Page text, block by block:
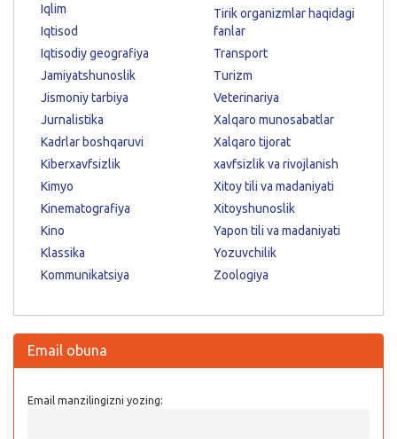
Iqlim
Iqtisod
Iqtisodiy geografiya
Jamiyatshunoslik
Jismoniy tarbiya
Jurnalistika
Kadrlar boshqaruvi
Kiberxavfsizlik
Kimyo
Kinematografiya
Kino
Klassika
Kommunikatsiya
Tirik organizmlar haqidagi
fanlar
Transport
Turizm
Veterinariya
Xalqaro munosabatlar
Xalqaro tijorat
xavfsizlik va rivojlanish
Xitoy tili va madaniyati
Xitoyshunoslik
Yapon tili va madaniyati
Yozuvchilik
Zoologiya
Email obuna
Email manzilingizni yozing: